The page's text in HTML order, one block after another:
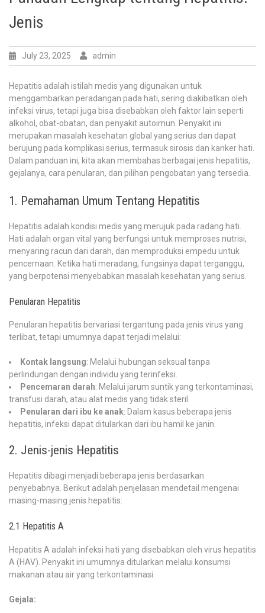
Jenis
July 23, 2025 admin
Hepatitis adalah istilah medis yang digunakan untuk
menggambarkan peradangan pada hati, sering diakibatkan oleh
infeksi virus, tetapi juga bisa disebabkan oleh faktor lain seperti
alkohol, obat-obatan, dan penyakit autoimun. Penyakit ini
merupakan masalah kesehatan global yang serius dan dapat
berujung pada komplikasi serius, termasuk sirosis dan kanker hati.
Dalam panduan ini, kita akan membahas berbagai jenis hepatitis,
gejalanya, cara penularan, dan pilihan pengobatan yang tersedia.
1. Pemahaman Umum Tentang Hepatitis
Hepatitis adalah kondisi medis yang merujuk pada radang hati.
Hati adalah organ vital yang berfungsi untuk memproses nutrisi,
menyaring racun dari darah, dan memproduksi empedu untuk
pencernaan. Ketika hati meradang, fungsinya dapat terganggu,
yang berpotensi menyebabkan masalah kesehatan yang serius.
Penularan Hepatitis
Penularan hepatitis bervariasi tergantung pada jenis virus yang
terlibat, tetapi umumnya dapat terjadi melalui:
Kontak langsung: Melalui hubungan seksual tanpa
perlindungan dengan individu yang terinfeksi.
Pencemaran darah: Melalui jarum suntik yang terkontaminasi,
transfusi darah, atau alat medis yang tidak steril.
Penularan dari ibu ke anak: Dalam kasus beberapa jenis
hepatitis, infeksi dapat ditularkan dari ibu hamil ke janin.
2. Jenis-jenis Hepatitis
Hepatitis dibagi menjadi beberapa jenis berdasarkan
penyebabnya. Berikut adalah penjelasan mendetail mengenai
masing-masing jenis hepatitis:
2.1 Hepatitis A
Hepatitis A adalah infeksi hati yang disebabkan oleh virus hepatitis
A (HAV). Penyakit ini umumnya ditularkan melalui konsumsi
makanan atau air yang terkontaminasi.
Gejala: